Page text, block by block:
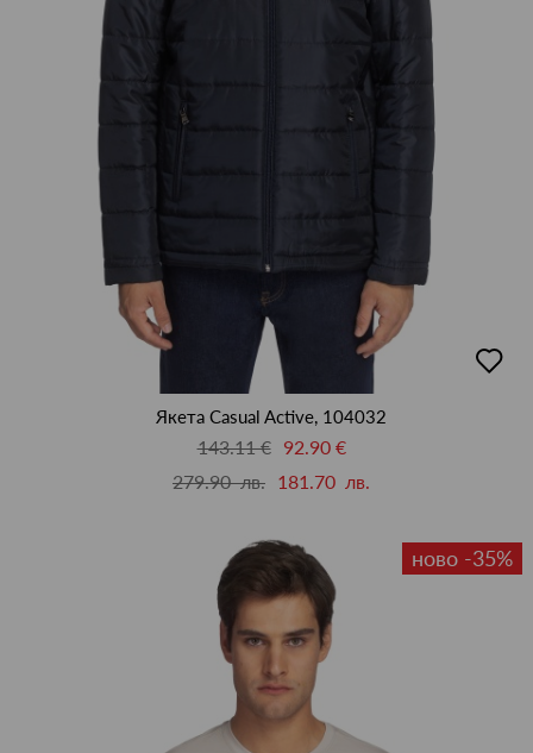
в
Якета Casual Active, 104032
143.11 €
92.90 €
279.90 лв. 181.70 лв.
ново -35%